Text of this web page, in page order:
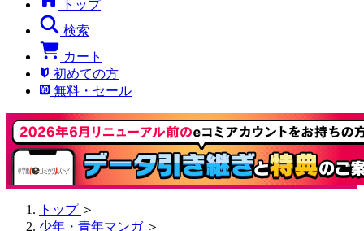
トップ
検索
カート
初めての方
無料・セール
トップ ＞
少年・青年マンガ ＞